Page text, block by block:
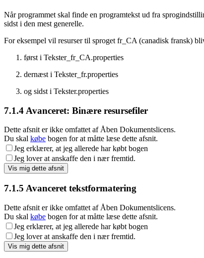
Når programmet skal finde en programtekst ud fra
sidst i den mest generelle.
For eksempel vil resurser til sproget fr_CA (canadisk fransk)
først i Tekster_fr_CA.properties
dernæst i Tekster_fr.properties
og sidst i Tekster.properties
7.1.4 Avanceret: Binære resursefiler
Dette afsnit er ikke omfattet af Åben Dokumentslicens.
Du skal købe bogen for at måtte læse dette afsnit.
Jeg erklærer, at jeg allerede har købt bogen
Jeg lover at anskaffe den i nær fremtid.
7.1.5 Avanceret tekstformatering
Dette afsnit er ikke omfattet af Åben Dokumentslicens.
Du skal købe bogen for at måtte læse dette afsnit.
Jeg erklærer, at jeg allerede har købt bogen
Jeg lover at anskaffe den i nær fremtid.